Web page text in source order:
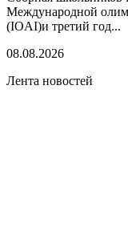
Международной
(IOAI)и третий год...
08.08.2026
Лента новостей